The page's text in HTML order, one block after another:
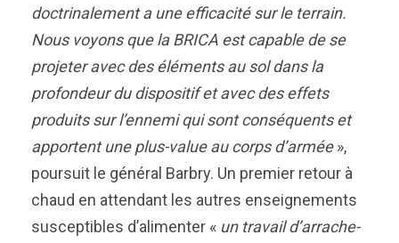
doctrinalement a une efficacité sur le terrain.
Nous voyons que la BRICA est capable de se
projeter avec des éléments au sol dans la
profondeur du dispositif et avec des effets
produits sur l’ennemi qui sont conséquents et
apportent une plus-value au corps d’armée»,
poursuit le général Barbry. Un premier retour à
chaud en attendant les autres enseignements
susceptibles d’alimenter « un travail d’arrache-